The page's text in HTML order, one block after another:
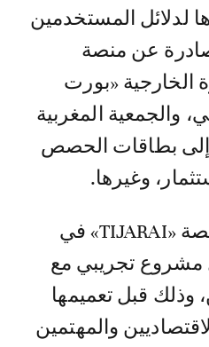
لدلائل المستخدمين
عن منصة
الخارجية «بورت
والجمعية المغربية
إلى بطاقات الحصص
وغيرها.
ومن المقرر تفعيل منصة «TIJARAI» في
مشروع تجريبي مع
وذلك قبل تعميمها
والمهتمين